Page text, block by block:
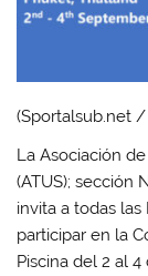
(Sportalsub.net /
La Asociación
(ATUS); sección
invita a todas
participar en la
Piscina del 2 al